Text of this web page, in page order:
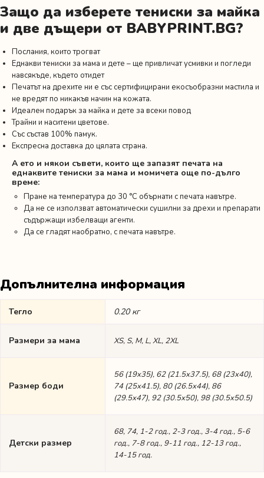
Защо да изберете тениски за майка
и две дъщери от BABYPRINT.BG?
Послания, които трогват
Еднакви тениски за мама и дете – ще привличат усмивки и погледи
навсякъде, където отидет
Печатът на дрехите ни е със сертифицирани екосъобразни мастила и
не вредят по никакъв начин на кожата.
Идеален подарък за майка и дете за всеки повод
Трайни и наситени цветове.
Със състав 100% памук.
Експресна доставка до цялата страна.
А ето и някои съвети, които ще запазят печата на
еднаквите тениски за мама и момичета още по-дълго
време:
Пране на температура до 30 °C обърнати с печата навътре.
Да не се използват автоматически сушилни за дрехи и препарати
съдържащи избелващи агенти.
Да се гладят наобратно, с печата навътре.
Допълнителна информация
Тегло 0.20 кг
Размери за мама XS, S, M, L, XL, 2XL
Размер боди
56 (19х35), 62 (21.5х37.5), 68 (23х40),
74 (25х41.5), 80 (26.5х44), 86
(29.5х47), 92 (30.5х50), 98 (30.5х50.5)
Детски размер
68, 74, 1-2 год., 2-3 год., 3-4 год., 5-6
год., 7-8 год., 9-11 год., 12-13 год.,
14-15 год.